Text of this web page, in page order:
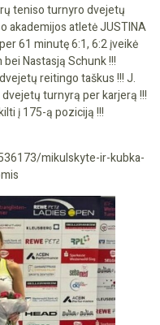
teniso turnyro dvejetų
akademijos atletė JUSTINA
61 minutę 6:1, 6:2 įveikė
Nastasją Schunk !!!
reitingo taškus !!! J.
turnyrą per karjerą !!!
į 175-ą poziciją !!!
mikulskyte-ir-kubka-